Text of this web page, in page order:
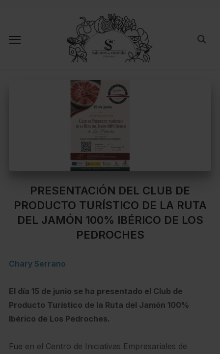
PRESENTACIÓN DEL CLUB DE
PRODUCTO TURÍSTICO DE LA RUTA
DEL JAMÓN 100% IBÉRICO DE LOS
PEDROCHES
Chary Serrano
El día 15 de junio se ha presentado el Club de
Producto Turístico de la Ruta del Jamón 100%
Ibérico de Los Pedroches.
Fue en el Centro de Iniciativas Empresariales de